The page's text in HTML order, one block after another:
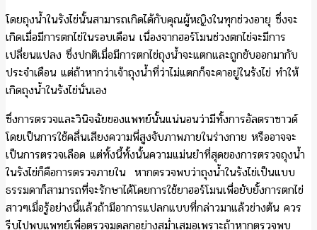
โดยถุงน้ำในรังไข่นั้นสามารถเกิดได้กับคุณผู้หญิงในทุกช่วงอายุ ซึ่งจะ
เกิดเมื่อมีการตกไข่ในรอบเดือน เนื่องจากฮอร์โมนช่วงตกไข่จะมีการ
เปลี่ยนแปลง ซึ่งปกติเมื่อมีการตกไข่ถุงน้ำจะแตกและถูกขับออกมากับ
ประจำเดือน แต่ถ้าหากว่าเจ้าถุงน้ำที่ว่าไม่แตกก็จะคาอยู่ในรังไข่ ทำให้
เกิดถุงน้ำในรังไข่นั่นเอง
ซึ่งการตรวจและวินิจฉัยของแพทย์นั้นแน่นอนว่ามีทั้งการอัลตราซาวด์
โดยเป็นการใช้คลื่นเสียงความพี่สูงจับภาพภายในร่างกาย หรืออาจจะ
เป็นการตรวจเลือด แต่ทั้งนี้ทั้งนั้นความแม่นยำที่สุดของการตรวจถุงน้ำ
ในรังไข่ก็คือการตรวจภายใน หากตรวจพบว่าถุงน้ำในรังไข่เป็นแบบ
ธรรมดาก็สามารถที่จะรักษาได้โดยการใช้ยาฮอร์โมนเพื่อยับยั้งการตกไข่
สาวๆเมื่อรู้อย่างนี้แล้วถ้ามีอาการแปลกแบบที่กล่าวมาแล้วข่างต้น ควร
รีบไปพบแพทย์เพื่อตรวจมดลูกอย่างสม่ำเสมอเพราะถ้าหากตรวจพบ